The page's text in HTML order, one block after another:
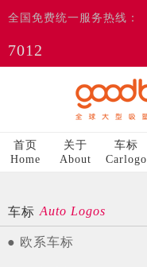
全国免费统一服务热线：
7012
首页
Home
关于
About
车标
Carlogo
车标 Auto Logos
● 欧系车标